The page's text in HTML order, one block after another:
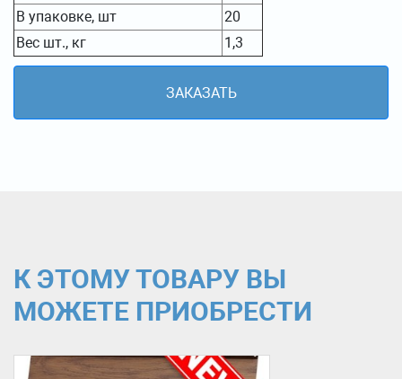
В упаковке, шт
20
Вес шт., кг
1,3
ЗАКАЗАТЬ
К ЭТОМУ ТОВАРУ ВЫ
МОЖЕТЕ ПРИОБРЕСТИ